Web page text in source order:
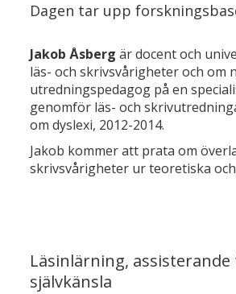
Dagen tar upp
Jakob Åsberg är docent och
läs- och skrivsvårigheter och
utredningspedagog på en
genomför läs- och
om dyslexi, 2012-2014.
Jakob kommer att prata om
skrivsvårigheter ur teoretiska
Läsinlärning, assisterande
självkänsla